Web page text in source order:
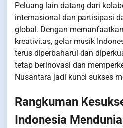
Peluang lain datang dari
internasional dan partisipasi
global. Dengan
kreativitas, gelar musik
terus diperbaharui dan
tetap berinovasi dan
Nusantara jadi kunci sukses
Rangkuman
Indonesia Mendunia